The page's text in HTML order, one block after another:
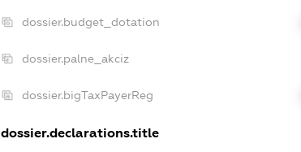
dossier.budget_dotation
dossier.palne_akciz
dossier.bigTaxPayerReg
dossier.declarations.title